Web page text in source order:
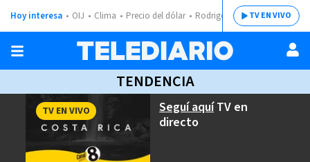
Hoy interesa OIJ Clima Precio del dólar Rodrigo ChavesTV EN VIVO
TENDENCIA
Seguí aquíTV en
directo
TV EN VIVO